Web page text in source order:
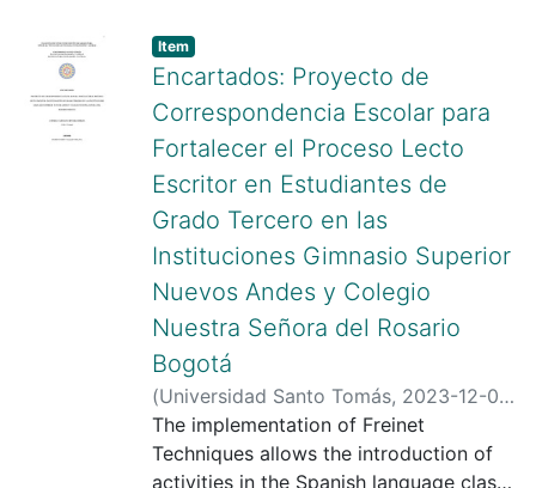
Tomás
https://scienti.minciencias.gov.co/cvlac/
visualizador/generarCurriculoCv.do?
cod_rh=0000400360
https://scienti.minciencias.gov.co/cvlac/
visualizador/generarCurriculoCv.do?
cod_rh=0000157522;
https://orcid.org/0000-0002-2659-
3313
Item type:
Item,
Encartados: Proyecto de
Correspondencia Escolar para
Fortalecer el Proceso Lecto
Escritor en Estudiantes de
Grado Tercero en las
Instituciones Gimnasio Superior
Nuevos Andes y Colegio
Nuestra Señora del Rosario
Bogotá
(Universidad Santo Tomás, 2023-12-06)
Rivera Robles, Andrea Carolina
Molina, Rubén Darío;Universidad Santo
Tomás;
The implementation of Freinet
Techniques allows the introduction of
activities in the Spanish language class